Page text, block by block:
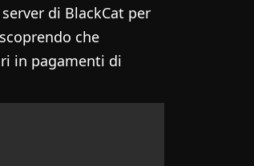
di BlackCat per
che
in pagamenti di